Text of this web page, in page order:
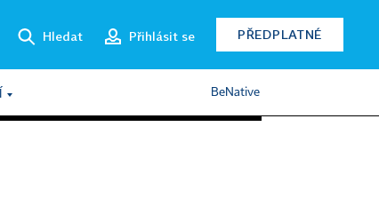
Hledat Přihlásit se PŘEDPLATNÉ
BeNative